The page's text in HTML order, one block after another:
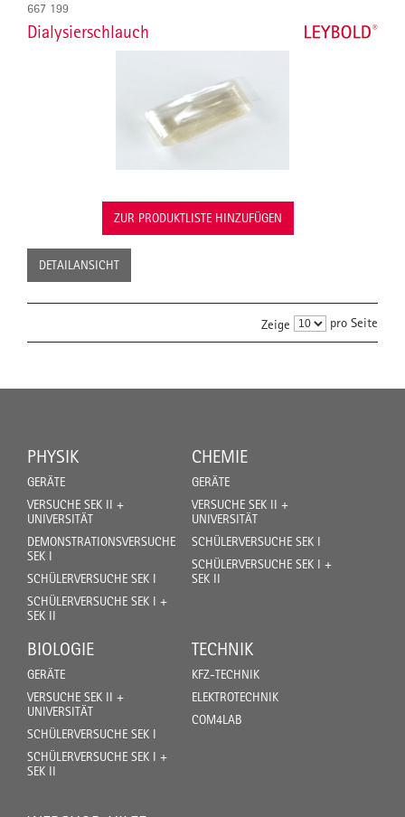
667 199
Dialysierschlauch
ZUR PRODUKTLISTE HINZUFÜGEN
DETAILANSICHT
Zeige pro Seite
PHYSIK
GERÄTE
VERSUCHE SEK II +
UNIVERSITÄT
DEMONSTRATIONSVERSUCHE
SEK I
SCHÜLERVERSUCHE SEK I
SCHÜLERVERSUCHE SEK I +
SEK II
CHEMIE
GERÄTE
VERSUCHE SEK II +
UNIVERSITÄT
SCHÜLERVERSUCHE SEK I
SCHÜLERVERSUCHE SEK I +
SEK II
BIOLOGIE
GERÄTE
VERSUCHE SEK II +
UNIVERSITÄT
SCHÜLERVERSUCHE SEK I
SCHÜLERVERSUCHE SEK I +
SEK II
TECHNIK
KFZ-TECHNIK
ELEKTROTECHNIK
COM4LAB